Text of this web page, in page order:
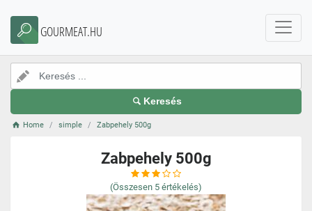
GOURMEAT.HU
Keresés
Home simple Zabpehely 500g
Zabpehely 500g
(Összesen 5 értékelés)